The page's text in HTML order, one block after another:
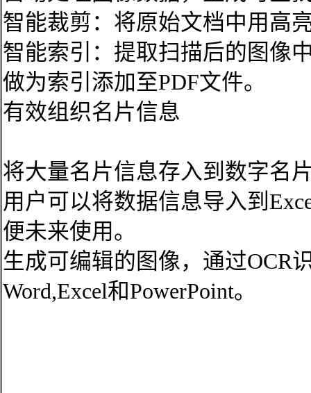
智能裁剪：将原始文档中用高
智能索引：提取扫描后的图像
做为索引添加至PDF文件。
有效组织名片信息
将大量名片信息存入到数字名
用户可以将数据信息导入到
便未来使用。
生成可编辑的图像，通过OCR
Word,Excel和PowerPoint。